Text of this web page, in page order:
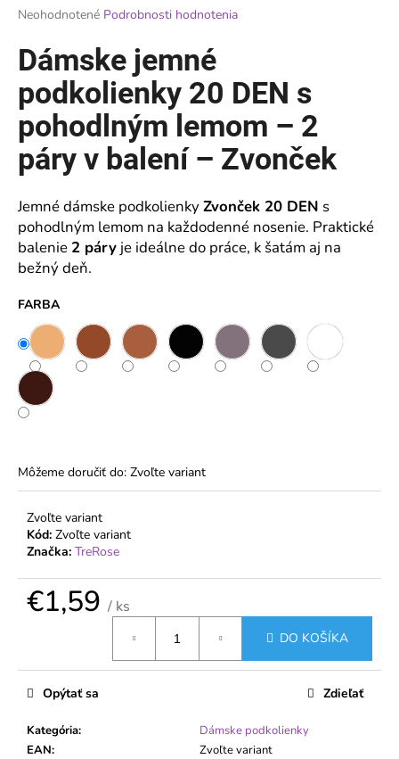
Priemerné
produktu
je
5
hviezdičiek.
Neohodnotené Podrobnosti hodnotenia
Dámske jemné
podkolienky 20 DEN s
pohodlným lemom – 2
páry v balení – Zvonček
Jemné dámske podkolienkyZvonček 20 DEN s
pohodlným lemom na každodenné nosenie. Praktické
balenie 2 páry je ideálne do práce, k šatám aj na
bežný deň.
FARBA
Môžeme doručiť do: Zvoľte variant
Zvoľte variant
Kód: Zvoľte variant
Značka: TreRose
€1,59 / ks
DO KOŠÍKA
Kategória:
Dámske podkolienky
EAN:
Zvoľte variant
Opýtať sa Zdieľať
á
j
s
ť
?
HĽADAŤ
d
o
ú
č
a
DÁMSKE
PANČUCHOVÉ
NOHAVICE
20
DEN
VEĽKÝM
KLINOM
PLUS